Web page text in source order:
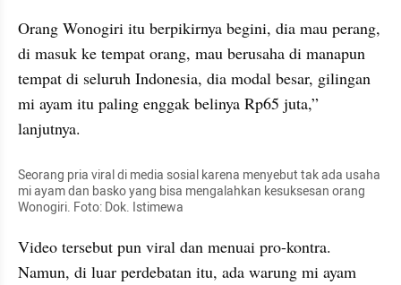
Orang Wonogiri itu berpikirnya begini, dia mau perang,
di masuk ke tempat orang, mau berusaha di manapun
tempat di seluruh Indonesia, dia modal besar, gilingan
mi ayam itu paling enggak belinya Rp65 juta,”
lanjutnya.
Seorang pria viral di media sosial karena menyebut tak ada usaha
mi ayam dan basko yang bisa mengalahkan kesuksesan orang
Wonogiri. Foto: Dok. Istimewa
Video tersebut pun viral dan menuai pro-kontra.
Namun, di luar perdebatan itu, ada warung mi ayam